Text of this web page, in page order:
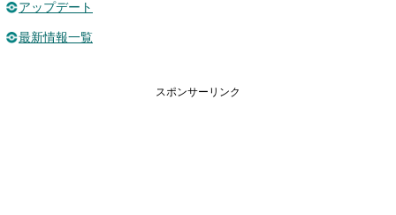
アップデート
最新情報一覧
スポンサーリンク